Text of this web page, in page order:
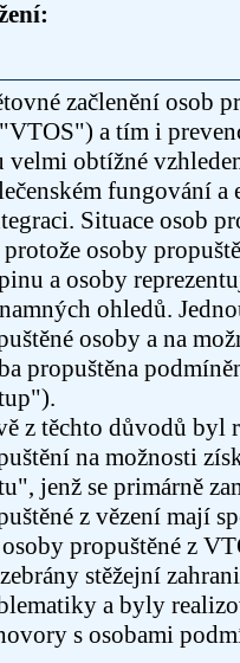
začlenění osob
a tím i
velmi obtížné
fungování
Situace osob
osoby
a osoby
ohledů.
osoby a na
propuštěna
z těchto důvodů
na možnosti
jenž se primárně
z vězení mají
propuštěné z
stěžejní
a byly
s osobami